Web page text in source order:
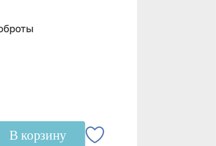
В корзину